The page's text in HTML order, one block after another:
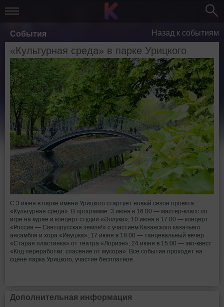
События Назад к событиям
«Культурная среда» в парке Урицкого
С 3 июня в парке имени Урицкого стартует новый сезон проекта
«Культурная среда». В программе: 3 июня в 16:00 — мастер-класс по
игре на курае и концерт студии «Əллyки»; 10 июня в 17:00 — концерт
«Россия — Святорусская земля!» с участием Казанского казачьего
ансамбля и хора «Ивушка»; 17 июня в 18:00 — танцевальный вечер
«Старая пластинка» от театра «Лориэн»; 24 июня в 15:00 — эко-квест
«Код переработки: спасение от мусора». Все события проходят на
сцене парка Урицкого, участие бесплатное.
Дополнительная информация